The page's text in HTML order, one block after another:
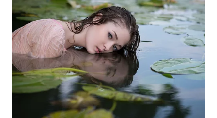
TANJUNG
LESUNG
WN
KARO
WN
SIMALUNGUN